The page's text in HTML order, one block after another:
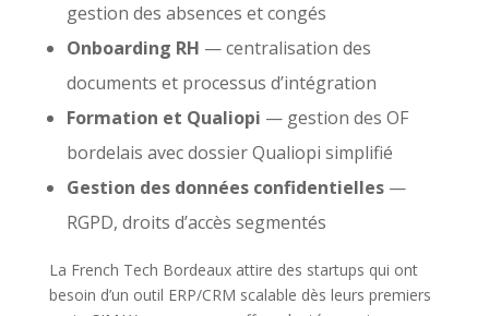
gestion des absences et congés
Onboarding RH — centralisation des
documents et processus d’intégration
Formation et Qualiopi — gestion des OF
bordelais avec dossier Qualiopi simplifié
Gestion des données confidentielles—
RGPD, droits d’accès segmentés
La French Tech Bordeaux attire des startups qui ont
besoin d’un outil ERP/CRM scalable dès leurs premiers